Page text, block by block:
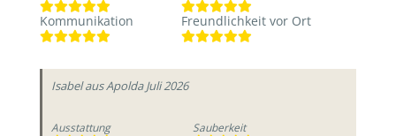
Kommunikation
Freundlichkeit vor Ort
Isabelaus Apolda Juli 2026
Ausstattung
Sauberkeit